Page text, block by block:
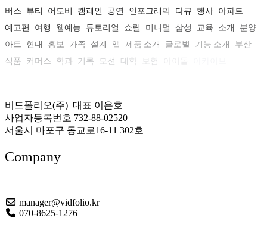
버스
뷰티 어도비 캠페인 공연 인포그래픽 다큐 행사 아파트
예고편
여행 웹예능 튜토리얼 쇼릴 미니멀 삼성 교육 소개
분양
아트
현대 홍보 가족 설계 앱 제품 소개 글로벌 기능 소개
부산
식품
커머스 학과 기록 모션 대학 보험
비드폴리오(주) 대표 이은호
사업자등록번호 732-88-02520
서울시 마포구 동교로16-11 302호
Company
manager@vidfolio.kr
070-8625-1276